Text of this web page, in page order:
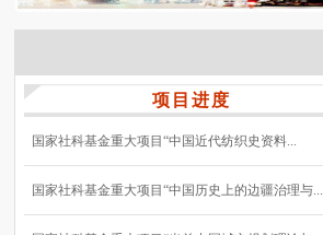
项目进度
国家社科基金重大项目“中国近代纺织史资料...
国家社科基金重大项目“中国历史上的边疆治理与...